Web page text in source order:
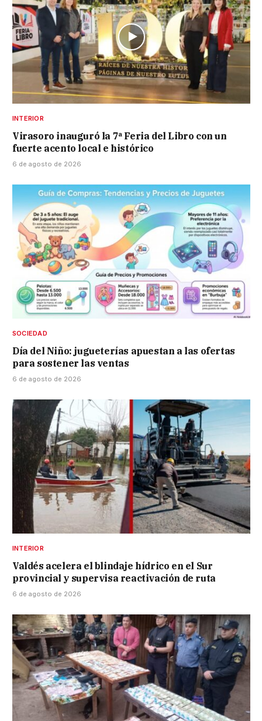
INTERIOR
Virasoro inauguró la 7ª Feria del Libro con un
fuerte acento local e histórico
6 de agosto de 2026
SOCIEDAD
Día del Niño: jugueterías apuestan a las ofertas
para sostener las ventas
6 de agosto de 2026
INTERIOR
Valdés acelera el blindaje hídrico en el Sur
provincial y supervisa reactivación de ruta
6 de agosto de 2026